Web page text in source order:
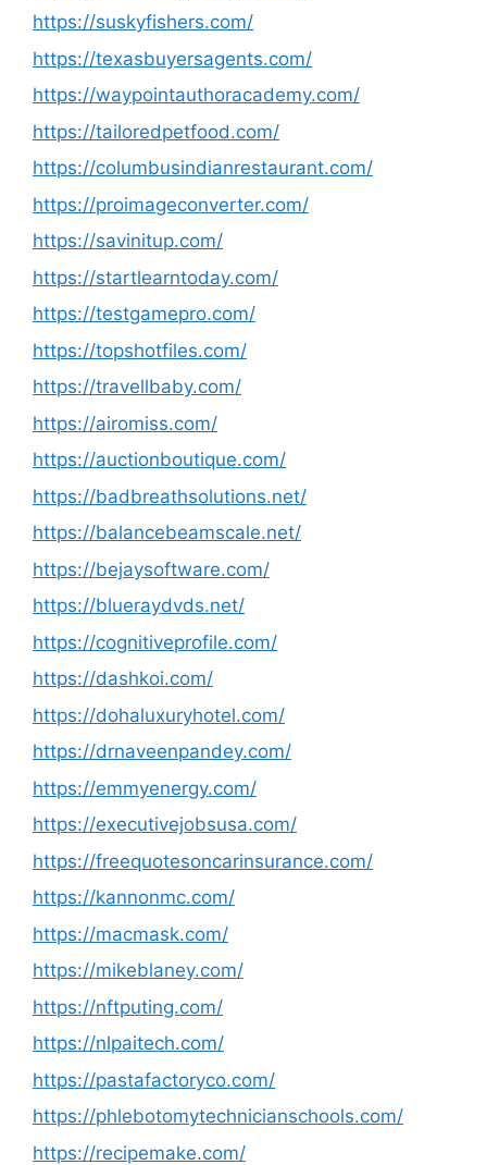
https://suskyfishers.com/
https://texasbuyersagents.com/
https://waypointauthoracademy.com/
https://tailoredpetfood.com/
https://columbusindianrestaurant.com/
https://proimageconverter.com/
https://savinitup.com/
https://startlearntoday.com/
https://testgamepro.com/
https://topshotfiles.com/
https://travellbaby.com/
https://airomiss.com/
https://auctionboutique.com/
https://badbreathsolutions.net/
https://balancebeamscale.net/
https://bejaysoftware.com/
https://blueraydvds.net/
https://cognitiveprofile.com/
https://dashkoi.com/
https://dohaluxuryhotel.com/
https://drnaveenpandey.com/
https://emmyenergy.com/
https://executivejobsusa.com/
https://freequotesoncarinsurance.com/
https://kannonmc.com/
https://macmask.com/
https://mikeblaney.com/
https://nftputing.com/
https://nlpaitech.com/
https://pastafactoryco.com/
https://phlebotomytechnicianschools.com/
https://recipemake.com/